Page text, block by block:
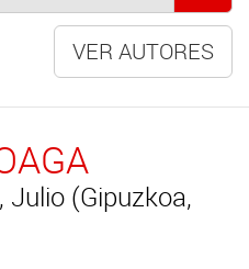
VER AUTORES
Julio (Gipuzkoa,